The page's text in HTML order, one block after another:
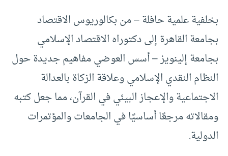
بخلفية علمية حافلة – من بكالوريوس الاقتصاد
بجامعة القاهرة إلى دكتوراه الاقتصاد الإسلامي
بجامعة إلينويز – أسس العوضي مفاهيم جديدة حول
النظام النقدي الإسلامي وعلاقة الزكاة بالعدالة
الاجتماعية والإعجاز البيئي في القرآن، مما جعل كتبه
ومقالاته مرجعًا أساسيًا في الجامعات والمؤتمرات
الدولية.